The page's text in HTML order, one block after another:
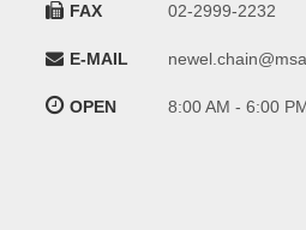
FAX 02-2999-2232
E-MAIL
OPEN 8:00 AM - 6:00